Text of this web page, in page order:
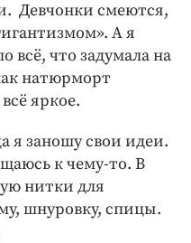
Девчонки смеются,
А я
что задумала на
натюрморт
яркое.
я заношу свои идеи.
к чему-то. В
нитки для
шнуровку, спицы.